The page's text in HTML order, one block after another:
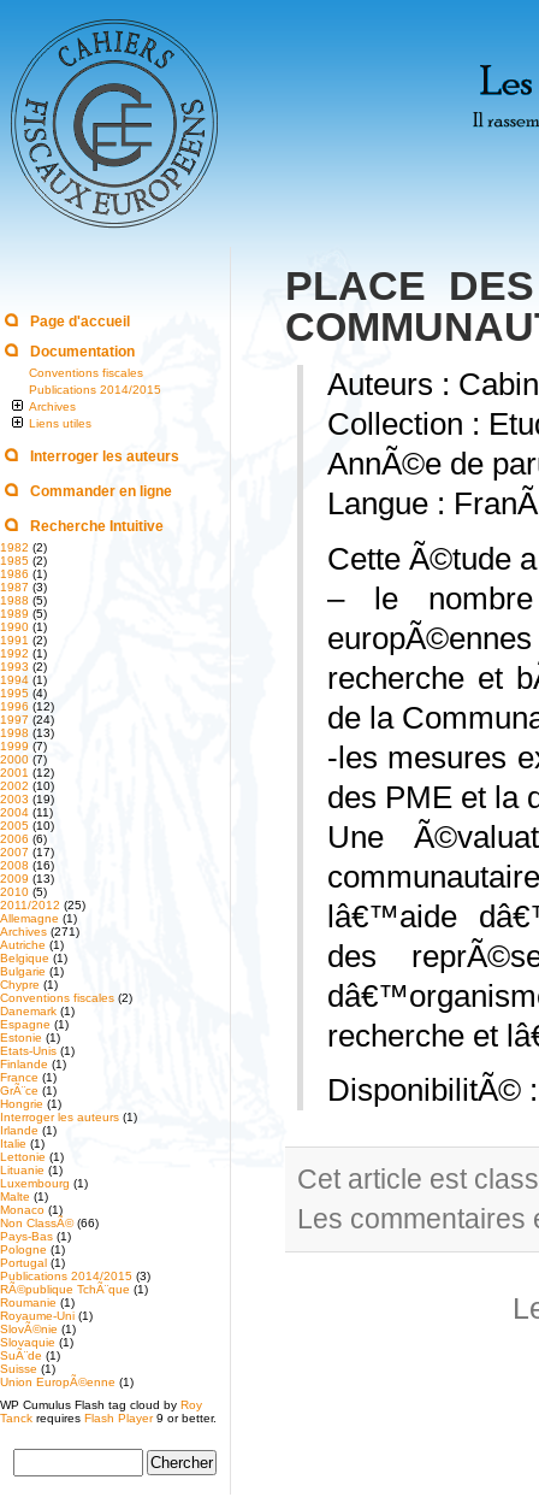
Page d'accueil
Documentation
Conventions fiscales
Publications 2014/2015
Archives
Liens utiles
Interroger les auteurs
Commander en ligne
Recherche Intuitive
1982 (2)
1985 (2)
1986 (1)
1987 (3)
1988 (5)
1989 (5)
1990 (1)
1991 (2)
1992 (1)
1993 (2)
1994 (1)
1995 (4)
1996 (12)
1997 (24)
1998 (13)
1999 (7)
2000 (7)
2001 (12)
2002 (10)
2003 (19)
2004 (11)
2005 (10)
2006 (6)
2007 (17)
2008 (16)
2009 (13)
2010 (5)
2011/2012 (25)
Allemagne (1)
Archives (271)
Autriche (1)
Belgique (1)
Bulgarie (1)
Chypre (1)
Conventions fiscales (2)
Danemark (1)
Espagne (1)
Estonie (1)
Etats-Unis (1)
Finlande (1)
France (1)
GrÃ¨ce (1)
Hongrie (1)
Interroger les auteurs (1)
Irlande (1)
Italie (1)
Lettonie (1)
Lituanie (1)
Luxembourg (1)
Malte (1)
Monaco (1)
Non ClassÃ©(66)
Pays-Bas (1)
Pologne (1)
Portugal (1)
Publications 2014/2015 (3)
RÃ©publique TchÃ¨que (1)
Roumanie (1)
Royaume-Uni (1)
SlovÃ©nie (1)
Slovaquie (1)
SuÃ¨de (1)
Suisse (1)
Union EuropÃ©enne (1)
WP Cumulus Flash tag cloud by Roy
Tanck requires Flash Player9 or better.
PLACE
Auteurs :
Collection :
AnnÃ©e de
Langue :
Cette Ã©tude
– le
recherche et
de la
-les mesures
des PME et la
Une
lâ€™aide
des
recherche et
DisponibilitÃ©
Cet article est
Les commentaires